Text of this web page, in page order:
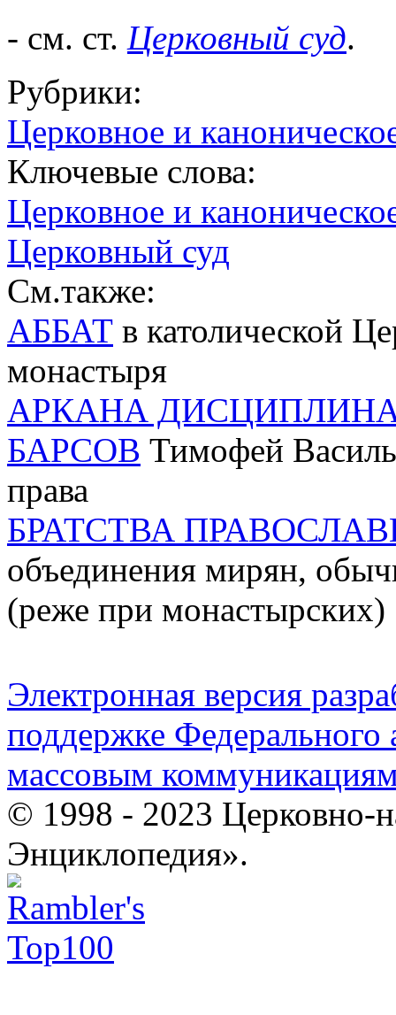
- см. ст. Церковный суд.
Рубрики:
Церковное и
Ключевые слова:
Церковное и
Церковный суд
См.также:
АББАТ в католической
монастыря
АРКАНА
БАРСОВ Тимофей
права
БРАТСТВА
объединения мирян,
(реже при монастырских)
Электронная версия
поддержке Федерального
массовым
© 1998 - 2023 Церковно-
Энциклопедия».